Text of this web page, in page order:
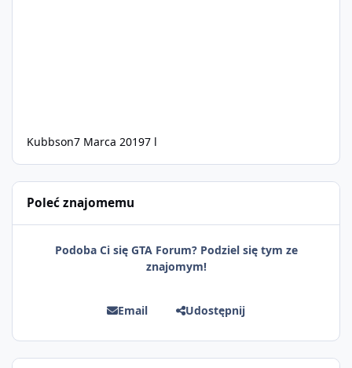
Kubbson7 Marca 20197 l
Poleć znajomemu
Podoba Ci się GTA Forum? Podziel się tym ze
znajomym!
Email Udostępnij